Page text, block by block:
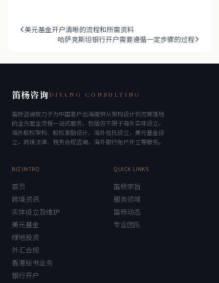
美元基金开户清晰的流程和所需资料
哈萨克斯坦银行开户需要遵循一定步骤的过程
笛杨咨询 DIYANG CONSULTING
笛杨咨询致力于为中国客户出海提供从架构设计到方案落地
的全方面全流程一站式服务，包括但不限于海外实体设立，
海外股权架构、股权激励设计，海外信托设立，美元基金设
立，跨境法律、税务合规咨询，海外银行账户开立等服务。
BIZ INTRO
首页
跨境资讯
实体设立及维护
美元基金
绿地投资
外汇合规
香港秘书业务
银行开户
QUICK LINKS
笛杨宗旨
服务领域
笛杨动态
专业团队